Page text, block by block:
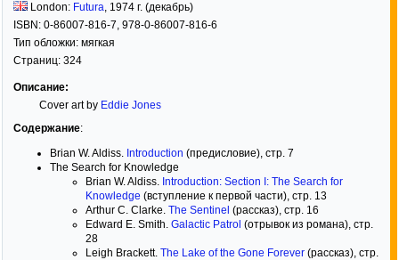
London: Futura, 1974 г. (декабрь)
ISBN: 0-86007-816-7, 978-0-86007-816-6
Тип обложки: мягкая
Страниц: 324
Описание:
Cover art by Eddie Jones
Содержание:
Brian W. Aldiss. Introduction (предисловие), стр. 7
The Search for Knowledge
Brian W. Aldiss. Introduction: Section I: The Search for
Knowledge (вступление к первой части), стр. 13
Arthur C. Clarke. The Sentinel (рассказ), стр. 16
Edward E. Smith. Galactic Patrol (отрывок из романа), стр.
28
Leigh Brackett. The Lake of the Gone Forever (рассказ), стр.